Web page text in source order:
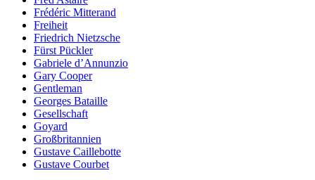
Frédéric Mitterand
Freiheit
Friedrich Nietzsche
Fürst Pückler
Gabriele d’Annunzio
Gary Cooper
Gentleman
Georges Bataille
Gesellschaft
Goyard
Großbritannien
Gustave Caillebotte
Gustave Courbet